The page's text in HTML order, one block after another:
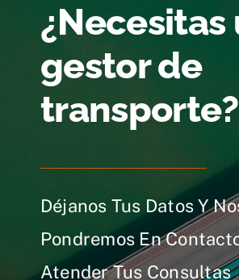
¿Necesitas
gestor de
transporte?
Déjanos Tus Datos Y
Pondremos En
Atender Tus Consultas